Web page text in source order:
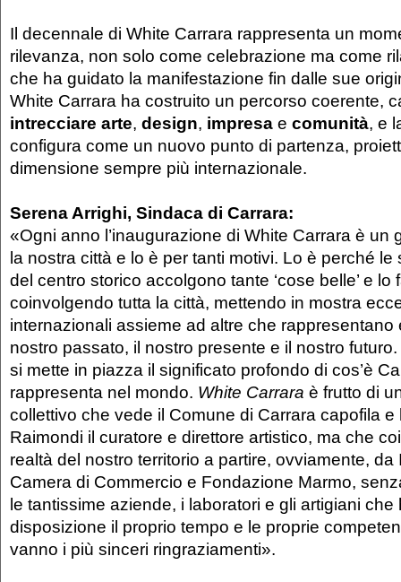
Il decennale di White Carrara rappresenta un
rilevanza, non solo come celebrazione ma come
che ha guidato la manifestazione fin dalle sue
White Carrara ha costruito un percorso coerente,
intrecciare arte, design, impresa e comunità, e
configura come un nuovo punto di partenza,
dimensione sempre più internazionale.
Serena Arrighi, Sindaca di Carrara:
«Ogni anno l’inaugurazione di White Carrara è un
la nostra città e lo è per tanti motivi. Lo è perché le
del centro storico accolgono tante ‘cose belle’ e lo
coinvolgendo tutta la città, mettendo in mostra
internazionali assieme ad altre che rappresentano
nostro passato, il nostro presente e il nostro
si mette in piazza il significato profondo di cos’è
rappresenta nel mondo. White Carrara è frutto di
collettivo che vede il Comune di Carrara capofila
Raimondi il curatore e direttore artistico, ma che
realtà del nostro territorio a partire, ovviamente, da
Camera di Commercio e Fondazione Marmo,
le tantissime aziende, i laboratori e gli artigiani
disposizione il proprio tempo e le proprie
vanno i più sinceri ringraziamenti».